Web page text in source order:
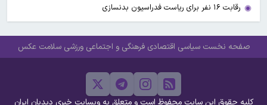
رقابت ۱۶ نفر برای ریاست فدراسیون بدنسازی
صفحه نخست سیاسی اقتصادی فرهنگی و اجتماعی ورزشی سلامت عکس